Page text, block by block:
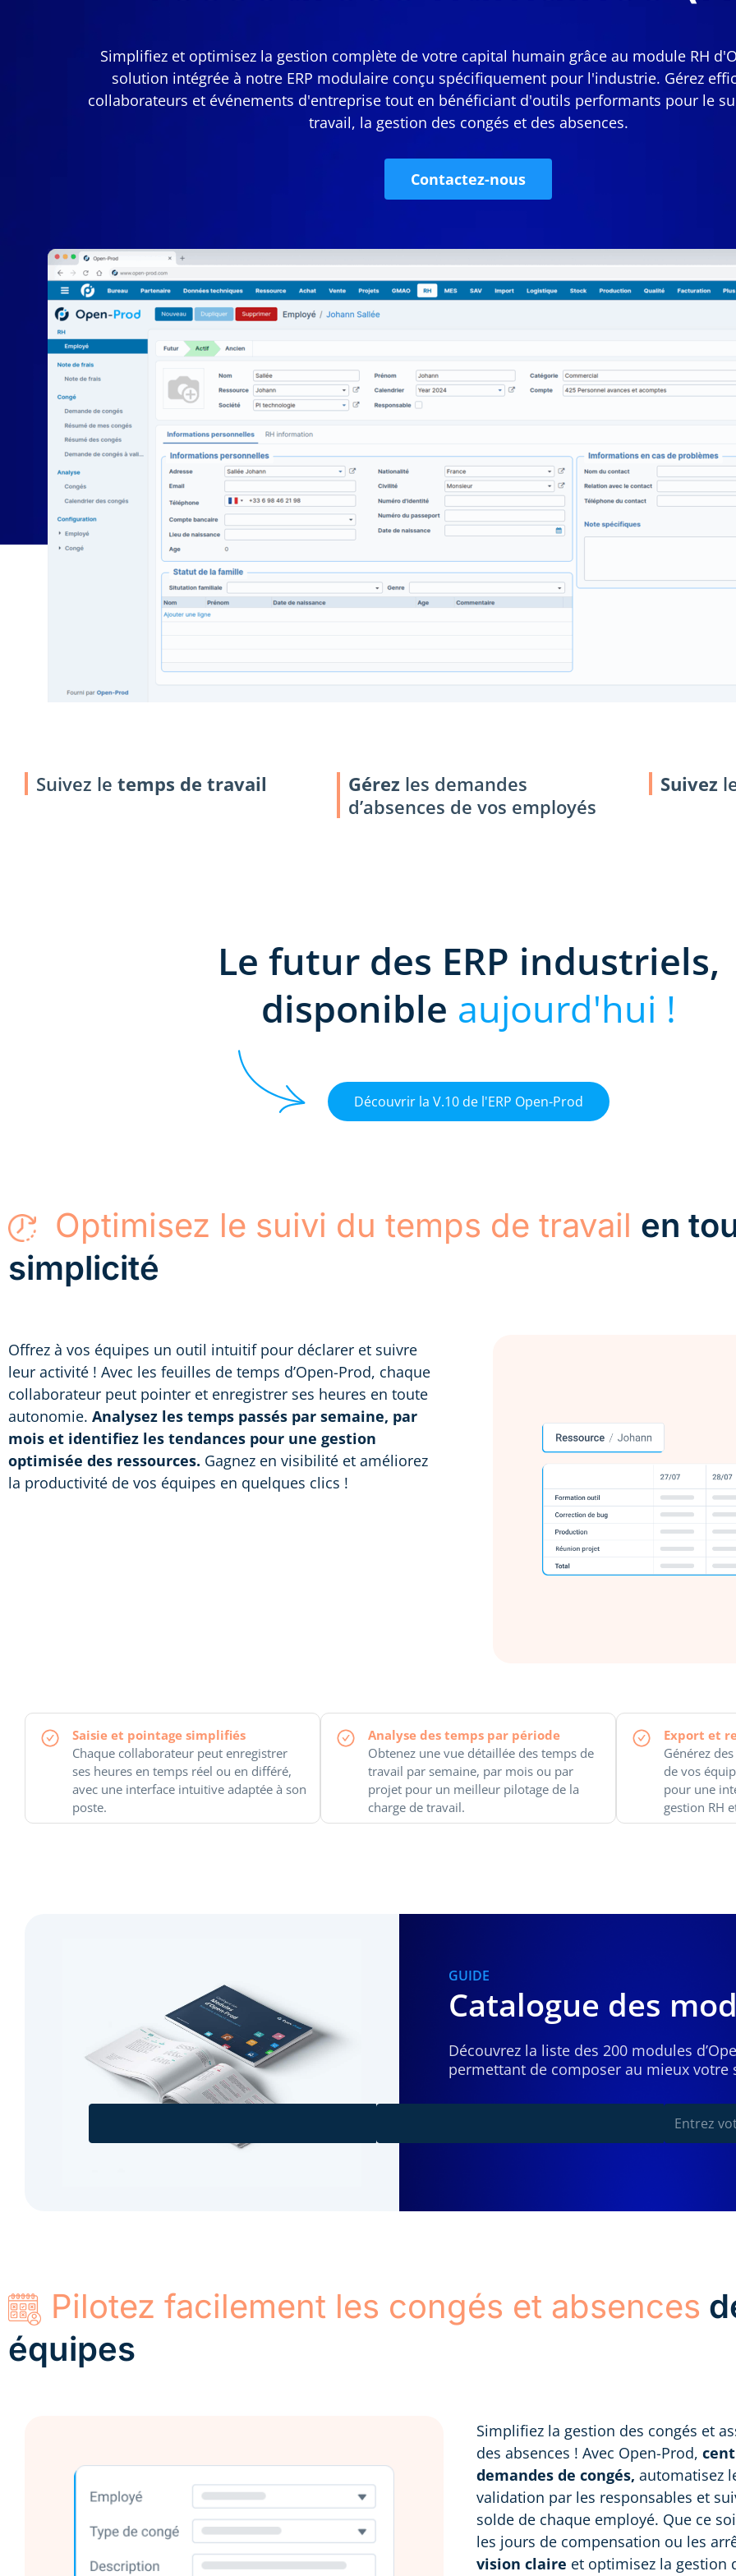
Simplifiez et optimisez la gestion complète de votre capital humain grâce au module RH
solution intégrée à notre ERP modulaire conçu spécifiquement pour l'industrie. Gérez
collaborateurs et événements d'entreprise tout en bénéficiant d'outils performants pour le
travail, la gestion des congés et des absences.
Contactez-nous
Suivez le temps de travail Gérez les demandes
d’absences de vos employés
Suivez
Le futur des ERP industriels,
disponible aujourd'hui !
Découvrir la V.10 de l'ERP Open-Prod
Optimisez le suivi du temps de travail en
simplicité
Offrez à vos équipes un outil intuitif pour déclarer et suivre
leur activité ! Avec les feuilles de temps d’Open-Prod, chaque
collaborateur peut pointer et enregistrer ses heures en toute
autonomie. Analysez les temps passés par semaine, par
mois et identifiez les tendances pour une gestion
optimisée des ressources. Gagnez en visibilité et améliorez
la productivité de vos équipes en quelques clics !
Saisie et pointage simplifiés
Chaque collaborateur peut enregistrer
ses heures en temps réel ou en différé,
avec une interface intuitive adaptée à son
poste.
Analyse des temps par période
Obtenez une vue détaillée des temps de
travail par semaine, par mois ou par
projet pour un meilleur pilotage de la
charge de travail.
Export et
Générez
de vos
pour une
gestion RH
GUIDE
Catalogue des
Découvrez la liste des 200 modules
permettant de composer au mieux votre
Pilotez facilement les congés et absences
équipes
Simplifiez la gestion des congés et
des absences ! Avec Open-Prod,
demandes de congés, automatisez
validation par les responsables et
solde de chaque employé. Que ce
les jours de compensation ou les
vision claire et optimisez la gestion